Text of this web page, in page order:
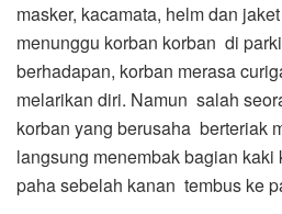
masker, kacamata, helm dan
menunggu korban korban di
berhadapan, korban merasa
melarikan diri. Namun salah
korban yang berusaha berteriak
langsung menembak bagian kaki
paha sebelah kanan tembus ke